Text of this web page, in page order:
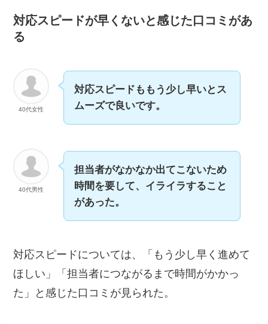
対応スピードが早くないと感じた口コミがあ
る
40代女性
対応スピードももう少し早いとス
ムーズで良いです。
40代男性
担当者がなかなか出てこないため
時間を要して、イライラすること
があった。
対応スピードについては、「もう少し早く進めて
ほしい」「担当者につながるまで時間がかかっ
た」と感じた口コミが見られた。